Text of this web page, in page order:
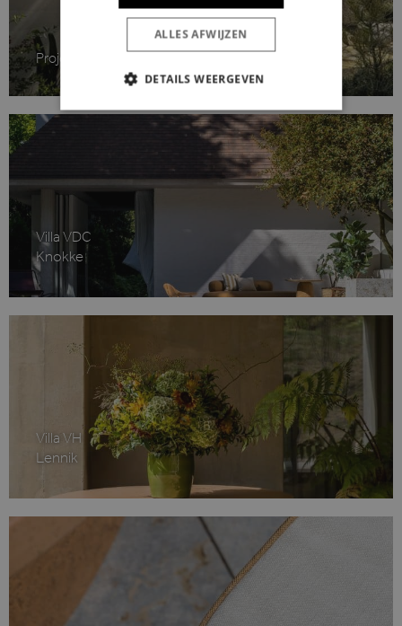
Project S
Villa VDC
Knokke
Villa VH
Lennik
ALLES AFWIJZEN
DETAILS WEERGEVEN
STRIKT NOODZAKELIJK
TARGETING
FUNCTIONEEL
Strikt noodzakelijk
Prestatie
Targeting
Functioneel
kernfunctionaliteiten van de website mogelijk,
zoals gebruikersaanmelding en accountbeheer.
De website kan niet goed worden gebruikt
zonder de strikt noodzakelijke cookies.
Naam
Aanbieder /
Domein
Vervaldatum
li_gc
Corporation
6 maanden
VISITOR_PRIVACY_METADATA
YouTube
.youtube.com